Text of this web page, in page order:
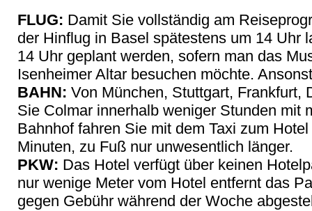
FLUG: Damit Sie vollständig am
der Hinflug in Basel spätestens um 14 Uhr
14 Uhr geplant werden, sofern man das
Isenheimer Altar besuchen möchte.
BAHN: Von München, Stuttgart, Frankfurt,
Sie Colmar innerhalb weniger Stunden mit
Bahnhof fahren Sie mit dem Taxi zum
Minuten, zu Fuß nur unwesentlich länger.
PKW: Das Hotel verfügt über keinen
nur wenige Meter vom Hotel entfernt das
gegen Gebühr während der Woche